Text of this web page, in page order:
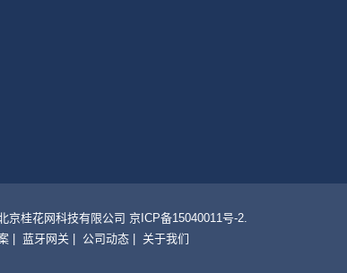
京桂花网科技有限公司 京ICP备15040011号-2.
蓝牙网关 公司动态 关于我们